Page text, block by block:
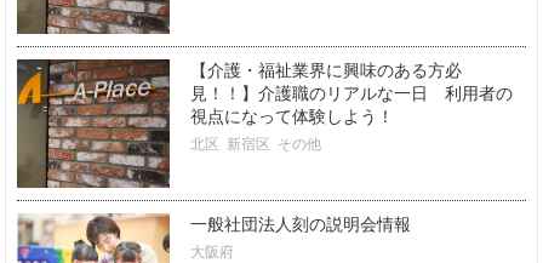
【介護・福祉業界に興味のある方必
見！！】介護職のリアルな一日 利用者の
視点になって体験しよう！
北区 新宿区 その他
一般社団法人刻の説明会情報
大阪府